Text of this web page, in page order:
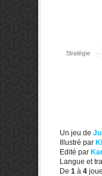
Un jeu de
Illustré par
Edité par
Langue et
De 1 à 4